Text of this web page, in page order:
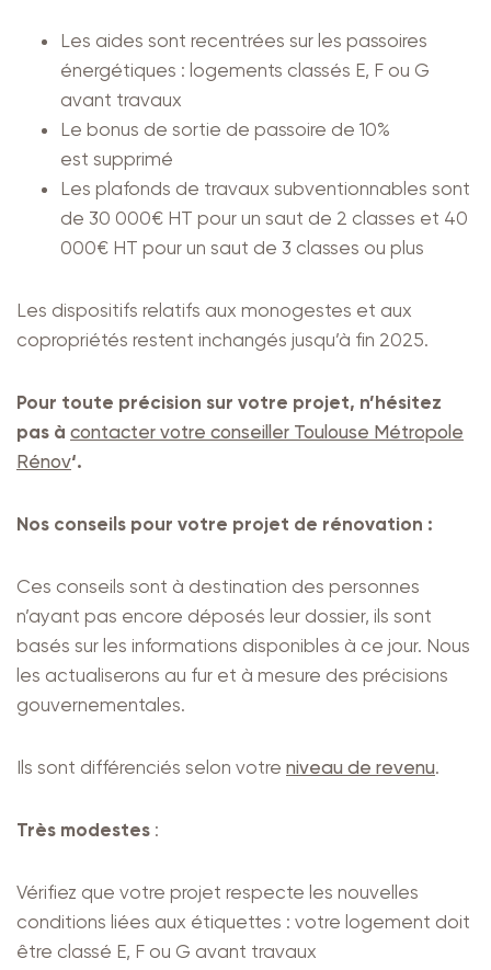
Les aides sont recentrées sur les passoires
énergétiques : logements classés E, F ou G
avant travaux
Le bonus de sortie de passoire de 10%
est supprimé
Les plafonds de travaux subventionnables sont
de 30 000€ HT pour un saut de 2 classes et 40
000€ HT pour un saut de 3 classes ou plus
Les dispositifs relatifs aux monogestes et aux
copropriétés restent inchangés jusqu’à fin 2025.
Pour toute précision sur votre projet, n’hésitez
pas à contacter votre conseiller Toulouse Métropole
Rénov‘.
Nos conseils pour votre projet de rénovation :
Ces conseils sont à destination des personnes
n’ayant pas encore déposés leur dossier, ils sont
basés sur les informations disponibles à ce jour. Nous
les actualiserons au fur et à mesure des précisions
gouvernementales.
Ils sont différenciés selon votre niveau de revenu.
Très modestes :
Vérifiez que votre projet respecte les nouvelles
conditions liées aux étiquettes : votre logement doit
être classé E, F ou G avant travaux